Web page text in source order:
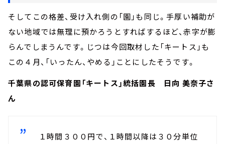
そしてこの格差、受け入れ側の「園」も同じ。手厚い補助が
ない地域では無理に預かろうとすればするほど、赤字が膨
らんでしまうんです。じつは今回取材した「キートス」も
この４月、「いったん、やめる」ことにしたそうです。
千葉県の認可保育園「キートス」統括園長 日向 美奈子さ
ん
１時間３００円で、１時間以降は３０分単位